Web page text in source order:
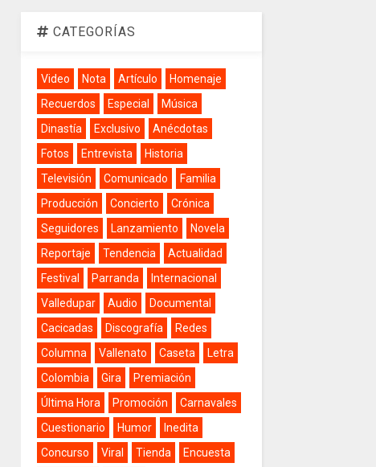
CATEGORÍAS
Video Nota Artículo
Homenaje
Recuerdos
Especial
Música
Dinastía
Exclusivo
Anécdotas
Fotos
Entrevista
Historia
Televisión
Comunicado
Familia
Producción
Concierto
Crónica
Seguidores
Lanzamiento
Novela
Reportaje
Tendencia
Actualidad
Festival
Parranda
Internacional
Valledupar
Audio
Documental
Cacicadas
Discografía
Redes
Columna
Vallenato Caseta
Letra
Colombia
Gira
Premiación
Última Hora
Promoción
Carnavales
Cuestionario
Humor
Inedita
Concurso
Viral Tienda
Encuesta